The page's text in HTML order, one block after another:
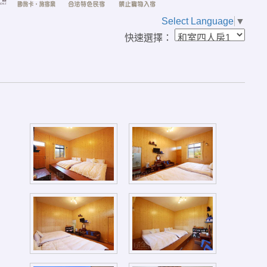
Select Language ▼
快速選擇：